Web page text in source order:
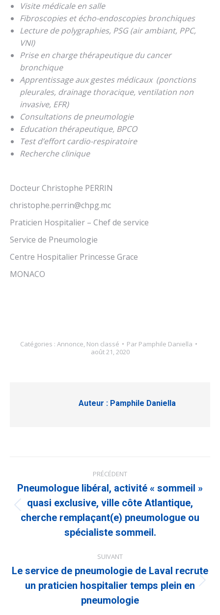
Visite médicale en salle
Fibroscopies et écho-endoscopies bronchiques
Lecture de polygraphies, PSG (air ambiant, PPC,
VNI)
Prise en charge thérapeutique du cancer
bronchique
Apprentissage aux gestes médicaux (ponctions
pleurales, drainage thoracique, ventilation non
invasive, EFR)
Consultations de pneumologie
Education thérapeutique, BPCO
Test d’effort cardio-respiratoire
Recherche clinique
Docteur Christophe PERRIN
christophe.perrin@chpg.mc
Praticien Hospitalier – Chef de service
Service de Pneumologie
Centre Hospitalier Princesse Grace
MONACO
Catégories : Annonce, Non classé Par Pamphile Daniella
août 21, 2020
Auteur : Pamphile Daniella
Navigation
article
PRÉCÉDENT
Article
précédent
:
Pneumologue libéral, activité « sommeil »
quasi exclusive, ville côte Atlantique,
cherche remplaçant(e) pneumologue ou
spécialiste sommeil.
SUIVANT
Article
suivant
:
Le service de pneumologie de Laval recrute
un praticien hospitalier temps plein en
pneumologie